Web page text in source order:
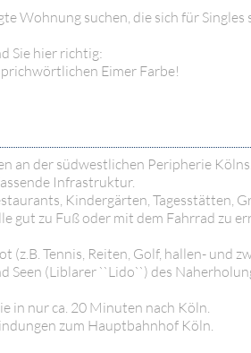
Wohnung suchen, die sich für Singles
Sie hier richtig:
Eimer Farbe!
an der südwestlichen Peripherie
Infrastruktur.
Kindergärten, Tagesstätten,
gut zu Fuß oder mit dem Fahrrad zu
Tennis, Reiten, Golf, hallen- und
(Liblarer ``Lido``) des
in nur ca. 20 Minuten nach Köln.
zum Hauptbahnhof Köln.